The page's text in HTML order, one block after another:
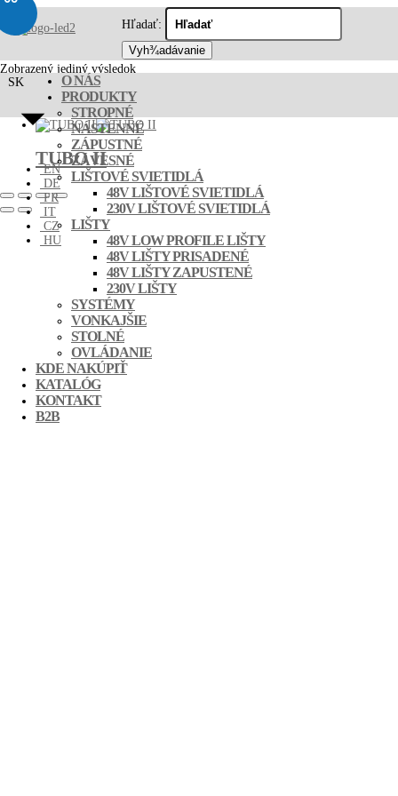
Hľadať:
SK
EN
DE
FR
IT
CZ
HU
O NÁS
PRODUKTY
STROPNÉ
NÁSTENNÉ
ZÁPUSTNÉ
ZÁVESNÉ
LIŠTOVÉ SVIETIDLÁ
48V LIŠTOVÉ SVIETIDLÁ
230V LIŠTOVÉ SVIETIDLÁ
LIŠTY
48V LOW PROFILE LIŠTY
48V LIŠTY PRISADENÉ
48V LIŠTY ZAPUSTENÉ
230V LIŠTY
SYSTÉMY
VONKAJŠIE
STOLNÉ
OVLÁDANIE
KDE NAKÚPIŤ
KATALÓG
KONTAKT
B2B
tubo ii
Zobrazený jediný výsledok
TUBO II